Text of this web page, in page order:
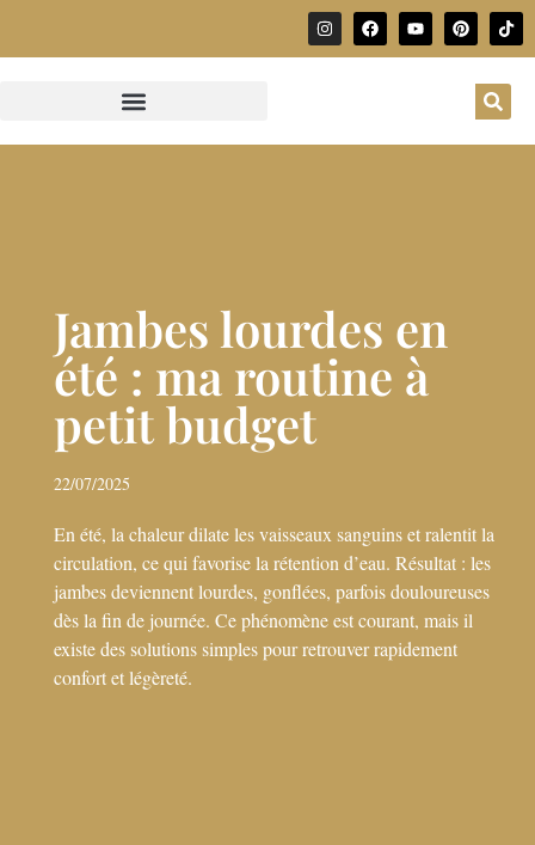
Jambes lourdes en
été : ma routine à
petit budget
22/07/2025
En été, la chaleur dilate les vaisseaux sanguins et ralentit la
circulation, ce qui favorise la rétention d’eau. Résultat : les
jambes deviennent lourdes, gonflées, parfois douloureuses
dès la fin de journée. Ce phénomène est courant, mais il
existe des solutions simples pour retrouver rapidement
confort et légèreté.